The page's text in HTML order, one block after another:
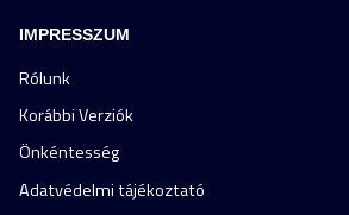
IMPRESSZUM
Rólunk
Korábbi Verziók
Önkéntesség
Adatvédelmi tájékoztató